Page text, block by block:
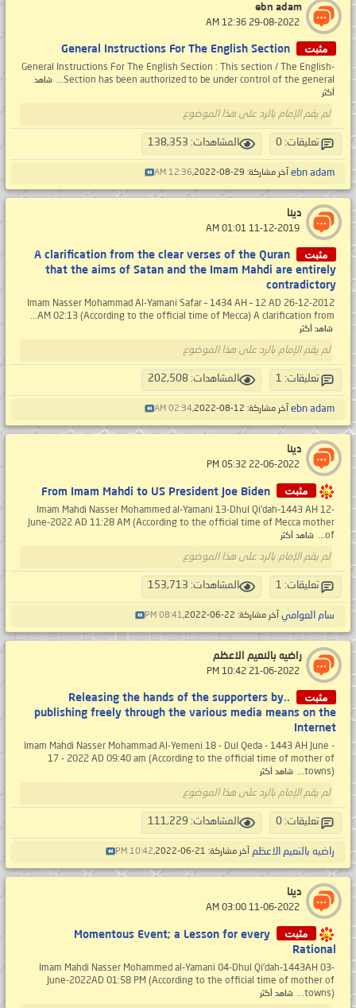
ebn adam
مثبت General Instructions For The English Section
-General Instructions For The English Section : This section / The English
Section has been authorized to be under control of the general...
شاهد
أكثر
لم يقم الإمام بالرد على هذا الموضوع
تعليقات: 0 المشاهدات: 138,353
ebn adam آخر مشاركة: 29-08-2022, 12:36 AM
دينا
مثبت
A clarification from the clear verses of the Quran
that the aims of Satan and the Imam Mahdi are entirely
contradictory
Imam Nasser Mohammad Al-Yamani Safar – 1434 AH – 12 AD 26-12-2012
AM 02:13 (According to the official time of Mecca) A clarification from...
شاهد أكثر
لم يقم الإمام بالرد على هذا الموضوع
تعليقات: 1 المشاهدات: 202,508
ebn adam آخر مشاركة: 12-08-2022, 02:34 AM
دينا
مثبت From Imam Mahdi to US President Joe Biden
Imam Mahdi Nasser Mohammed al-Yamani 13-Dhul Qi’dah-1443 AH 12-
June-2022 AD 11:28 AM (According to the official time of Mecca mother
of...
شاهد أكثر
لم يقم الإمام بالرد على هذا الموضوع
تعليقات: 1 المشاهدات: 153,713
سام العوامي آخر مشاركة: 22-06-2022, 08:41 PM
راضيه بالنعيم الاعظم
مثبت
..Releasing the hands of the supporters by
publishing freely through the various media means on the
Internet
Imam Mahdi Nasser Mohammad Al-Yemeni 18 - Dul Qeda - 1443 AH June -
17 - 2022 AD 09:40 am (According to the official time of mother of
towns)...
شاهد أكثر
لم يقم الإمام بالرد على هذا الموضوع
تعليقات: 0 المشاهدات: 111,229
راضيه بالنعيم الاعظم آخر مشاركة: 21-06-2022, 10:42 PM
دينا
مثبت
Momentous Event; a Lesson for every
Rational
Imam Mahdi Nasser Mohammed al-Yamani 04-Dhul Qi’dah-1443AH 03-
June-2022AD 01:58 PM (According to the official time of mother of
towns)...
شاهد أكثر